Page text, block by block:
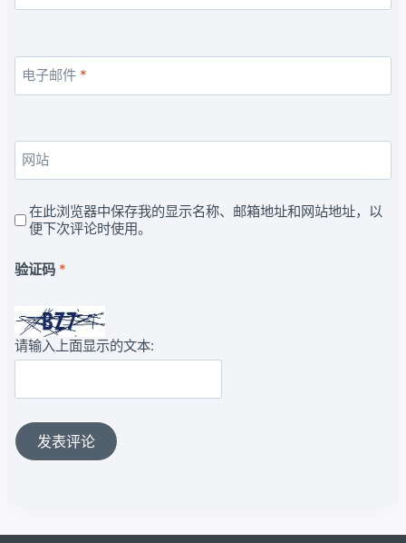
电子邮件 *
网站
在此浏览器中保存我的显示名称、邮箱地址和网站地址，以
便下次评论时使用。
验证码 *
请输入上面显示的文本: